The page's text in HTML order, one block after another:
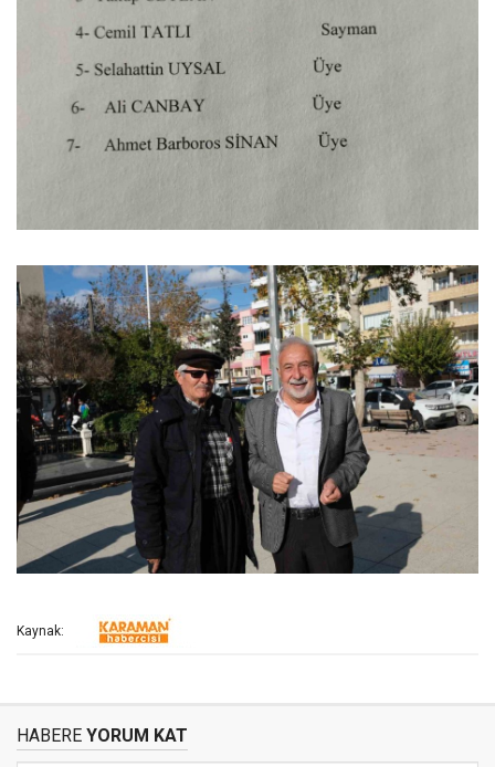
Kaynak:
HABERE YORUM KAT